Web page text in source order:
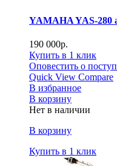
YAMAHA YAS-280
190 000р.
Купить в 1 клик
Оповестить о
Quick View Compare
В избранное
В корзину
Нет в наличии
В корзину
Купить в 1 клик